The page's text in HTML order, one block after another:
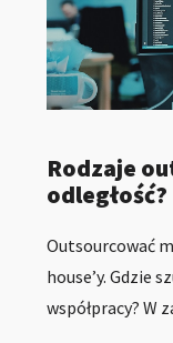
Rodzaje
odległość?
Outsourcować
house’y. Gdzie
współpracy? W